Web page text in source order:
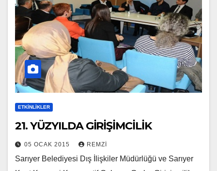
ETKINLIKLER
21. YÜZYILDA GİRİŞİMCİLİK
05 OCAK 2015 REMZI
Sarıyer Belediyesi Dış İlişkiler Müdürlüğü ve Sarıyer